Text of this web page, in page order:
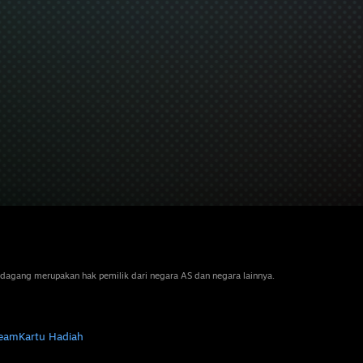
merupakan hak pemilik dari negara AS dan negara lainnya.
Kartu Hadiah